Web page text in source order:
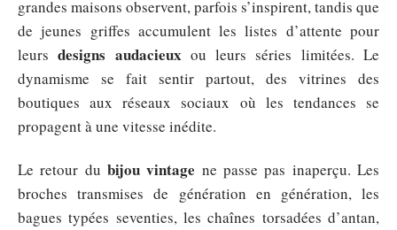
grandes maisons observent, parfois s’inspirent, tandis que
de jeunes griffes accumulent les listes d’attente pour
leursdesigns audacieux ou leurs séries limitées. Le
dynamisme se fait sentir partout, des vitrines des
boutiques aux réseaux sociaux où les tendances se
propagent à une vitesse inédite.
Le retour du bijou vintage ne passe pas inaperçu. Les
broches transmises de génération en génération, les
bagues typées seventies, les chaînes torsadées d’antan,